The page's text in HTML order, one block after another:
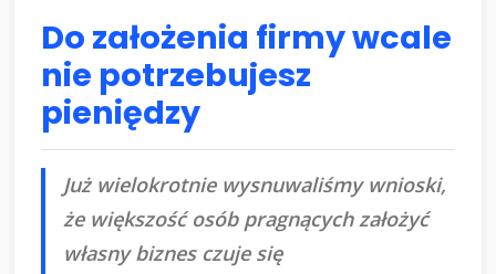
Do założenia firmy wcale
nie potrzebujesz
pieniędzy
Już wielokrotnie wysnuwaliśmy wnioski,
że większość osób pragnących założyć
własny biznes czuje się